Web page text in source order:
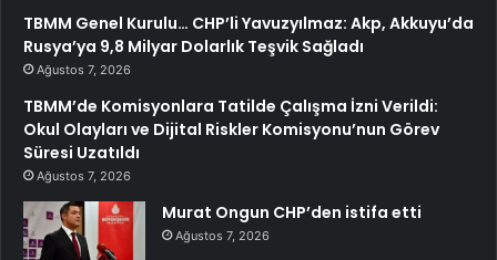
TBMM Genel Kurulu… CHP’li Yavuzyılmaz: Akp, Akkuyu’da
Rusya’ya 9,8 Milyar Dolarlık Teşvik Sağladı
Ağustos 7, 2026
TBMM’de Komisyonlara Tatilde Çalışma İzni Verildi:
Okul Olayları ve Dijital Riskler Komisyonu’nun Görev
Süresi Uzatıldı
Ağustos 7, 2026
Murat Ongun CHP’den istifa etti
Ağustos 7, 2026